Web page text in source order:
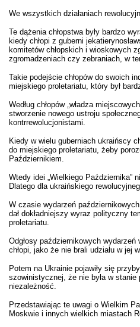
We wszystkich działaniach
Te dążenia chłopstwa były bardzo
kiedy chłopi z guberni
komitetów chłopskich i wioskowych
zgromadzeniach czy zebraniach, w
Takie podejście chłopów do swoich
miejskiego proletariatu, który był
Według chłopów „władza
stworzenie nowego ustroju
kontrrewolucjonistami.
Kiedy w wielu guberniach ukraińscy
do miejskiego proletariatu, żeby
Październikiem.
Wtedy idei „Wielkiego
Dlatego dla ukraińskiego
W czasie wydarzeń
dał dokładniejszy wyraz polityczny
proletariatu.
Odgłosy październikowych
chłopi, jako że nie brali udziału w jej
Potem na Ukrainie pojawiły się
szowinistycznej, że nie była w
niezależność.
Przedstawiając te uwagi o Wielkim
Moskwie i innych wielkich miastach